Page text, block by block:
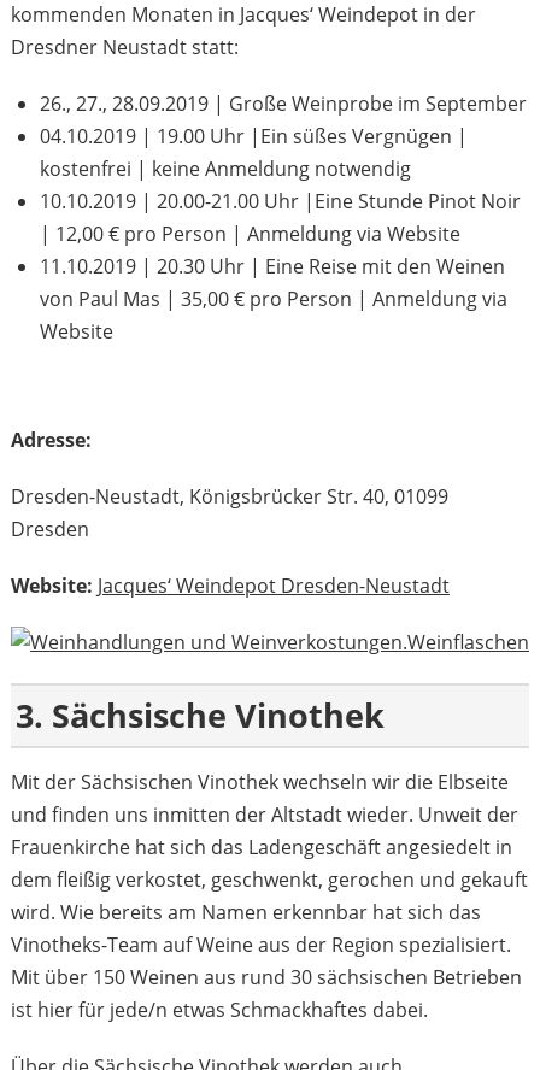
kommenden Monaten in Jacques‘ Weindepot in der
Dresdner Neustadt statt:
26., 27., 28.09.2019 | Große Weinprobe im September
04.10.2019 | 19.00 Uhr |Ein süßes Vergnügen |
kostenfrei | keine Anmeldung notwendig
10.10.2019 | 20.00-21.00 Uhr |Eine Stunde Pinot Noir
| 12,00 € pro Person | Anmeldung via Website
11.10.2019 | 20.30 Uhr | Eine Reise mit den Weinen
von Paul Mas | 35,00 € pro Person | Anmeldung via
Website
Adresse:
Dresden-Neustadt, Königsbrücker Str. 40, 01099
Dresden
Website: Jacques‘ Weindepot Dresden-Neustadt
3. Sächsische Vinothek
Mit der Sächsischen Vinothek wechseln wir die Elbseite
und finden uns inmitten der Altstadt wieder. Unweit der
Frauenkirche hat sich das Ladengeschäft angesiedelt in
dem fleißig verkostet, geschwenkt, gerochen und gekauft
wird. Wie bereits am Namen erkennbar hat sich das
Vinotheks-Team auf Weine aus der Region spezialisiert.
Mit über 150 Weinen aus rund 30 sächsischen Betrieben
ist hier für jede/n etwas Schmackhaftes dabei.